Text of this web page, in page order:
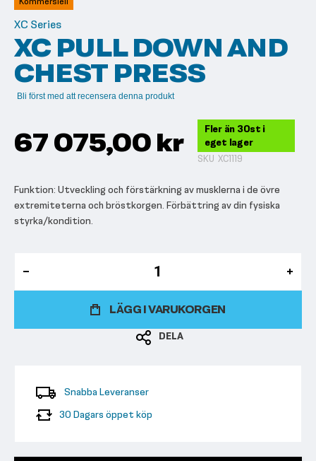
bildgalleriet
XC Series
XC PULL DOWN AND
CHEST PRESS
Bli först med att recensera denna produkt
67 075,00 kr
Fler än 30st i
eget lager
SKU XC1119
Funktion: Utveckling och förstärkning av musklerna i de övre
extremiteterna och bröstkorgen. Förbättring av din fysiska
styrka/kondition.
LÄGG I VARUKORGEN
DELA
Snabba Leveranser
30 Dagars öppet köp